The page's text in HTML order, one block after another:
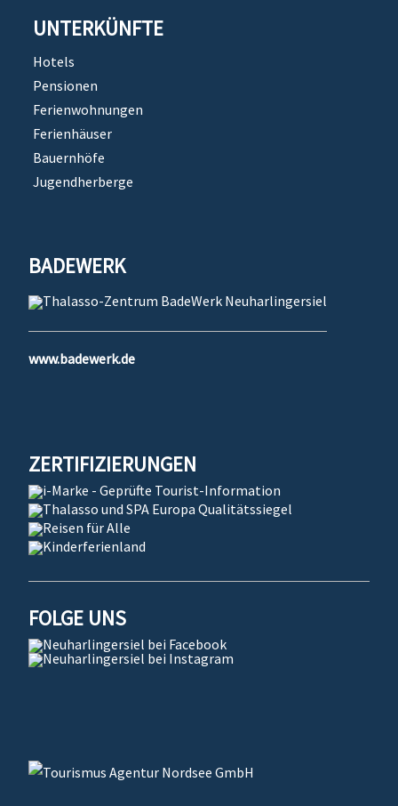
UNTERKÜNFTE
Hotels
Pensionen
Ferienwohnungen
Ferienhäuser
Bauernhöfe
Jugendherberge
BADEWERK
www.badewerk.de
ZERTIFIZIERUNGEN
FOLGE UNS